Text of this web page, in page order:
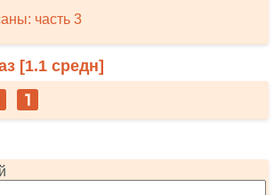
часть 3
[1.1 средн]